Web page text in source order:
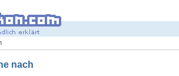
nach